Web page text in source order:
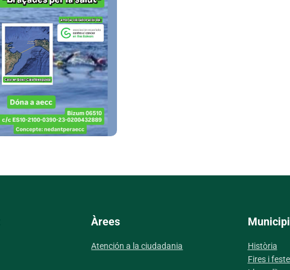
Àrees
Atención a la ciudadania
Municipi
Història
Fires i